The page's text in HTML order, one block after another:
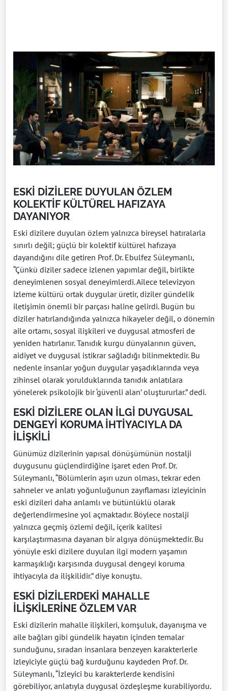
ESKİ DİZİLERE DUYULAN ÖZLEM
KOLEKTİF KÜLTÜREL HAFIZAYA
DAYANIYOR
Eski dizilere duyulan özlem yalnızca bireysel hatıralarla
sınırlı değil; güçlü bir kolektif kültürel hafızaya
dayandığını dile getiren Prof. Dr. Ebulfez Süleymanlı,
“Çünkü diziler sadece izlenen yapımlar değil, birlikte
deneyimlenen sosyal deneyimlerdi. Ailece televizyon
izleme kültürü ortak duygular üretir, diziler gündelik
iletişimin önemli bir parçası haline gelirdi. Bugün bu
diziler hatırlandığında yalnızca hikayeler değil, o dönemin
aile ortamı, sosyal ilişkileri ve duygusal atmosferi de
yeniden hatırlanır. Tanıdık kurgu dünyalarının güven,
aidiyet ve duygusal istikrar sağladığı bilinmektedir. Bu
nedenle insanlar yoğun duygular yaşadıklarında veya
zihinsel olarak yorulduklarında tanıdık anlatılara
yönelerek psikolojik bir ‘güvenli alan’ oluştururlar.” dedi.
ESKİ DİZİLERE OLAN İLGİ DUYGUSAL
DENGEYİ KORUMA İHTİYACIYLA DA
İLİŞKİLİ
Günümüz dizilerinin yapısal dönüşümünün nostalji
duygusunu güçlendirdiğine işaret eden Prof. Dr.
Süleymanlı, “Bölümlerin aşırı uzun olması, tekrar eden
sahneler ve anlatı yoğunluğunun zayıflaması izleyicinin
eski dizileri daha anlamlı ve bütünlüklü olarak
değerlendirmesine yol açmaktadır. Böylece nostalji
yalnızca geçmiş özlemi değil, içerik kalitesi
karşılaştırmasına dayanan bir algıya dönüşmektedir. Bu
yönüyle eski dizilere duyulan ilgi modern yaşamın
karmaşıklığı karşısında duygusal dengeyi koruma
ihtiyacıyla da ilişkilidir.” diye konuştu.
ESKİ DİZİLERDEKİ MAHALLE
İLİŞKİLERİNE ÖZLEM VAR
Eski dizilerin mahalle ilişkileri, komşuluk, dayanışma ve
aile bağları gibi gündelik hayatın içinden temalar
sunduğunu, sıradan insanlara benzeyen karakterlerle
izleyiciyle güçlü bağ kurduğunu kaydeden Prof. Dr.
Süleymanlı, “İzleyici bu karakterlerde kendisini
görebiliyor, anlatıyla duygusal özdeşleşme kurabiliyordu.